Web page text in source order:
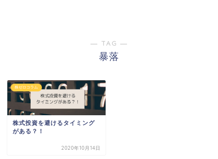
― TAG ―
暴落
株ゼロコラム
株式投資を避けるタイミング
がある？！
2020年10月14日